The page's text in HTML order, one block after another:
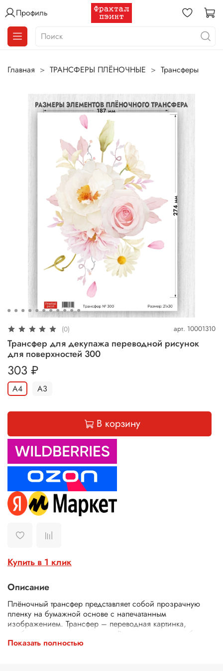
Профиль
Главная ТРАНСФЕРЫ ПЛЁНОЧНЫЕ Трансферы
(0) арт. 10001310
Трансфер для декупажа переводной рисунок
для поверхностей 300
303 ₽
А4 А3
В корзину
Купить в 1 клик
Описание
Плёночный трансфер представляет собой прозрачную
пленку на бумажной основе с напечатанным
изображением. Трансфер – переводная картинка,
изображение, с его помощью Ваше изделие приобретет
неповторимость и уникальность. Трансферной бумагой
Показать полностью